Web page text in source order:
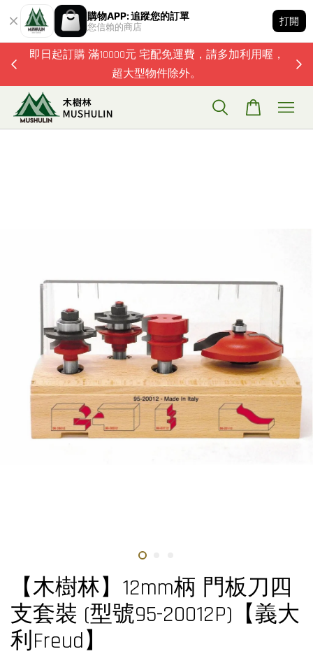
購物APP: 追蹤您的訂單
您信賴的商店
打開
即日起訂購 滿10000元 宅配免運費，請多加利用喔，
超大型物件除外。
【木樹林】12mm柄 門板刀四
支套裝 (型號95-20012P)【義大
利Freud】